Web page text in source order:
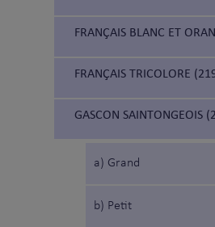
FRANÇAIS BLANC ET
FRANÇAIS TRICOLORE
GASCON SAINTONGEOIS
a) Grand
b) Petit